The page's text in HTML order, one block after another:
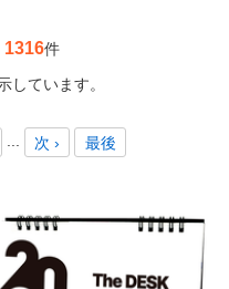
1316件
しています。
... 次 › 最後